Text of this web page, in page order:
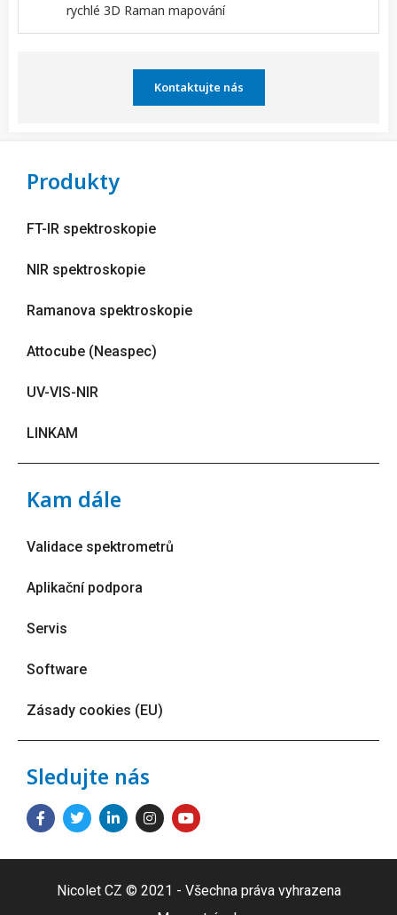
rychlé 3D Raman mapování
Kontaktujte nás
Produkty
FT-IR spektroskopie
NIR spektroskopie
Ramanova spektroskopie
Attocube (Neaspec)
UV-VIS-NIR
LINKAM
Kam dále
Validace spektrometrů
Aplikační podpora
Servis
Software
Zásady cookies (EU)
Sledujte nás
Nicolet CZ © 2021 - Všechna práva vyhrazena